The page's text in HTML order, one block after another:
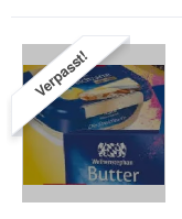
Verpasst!